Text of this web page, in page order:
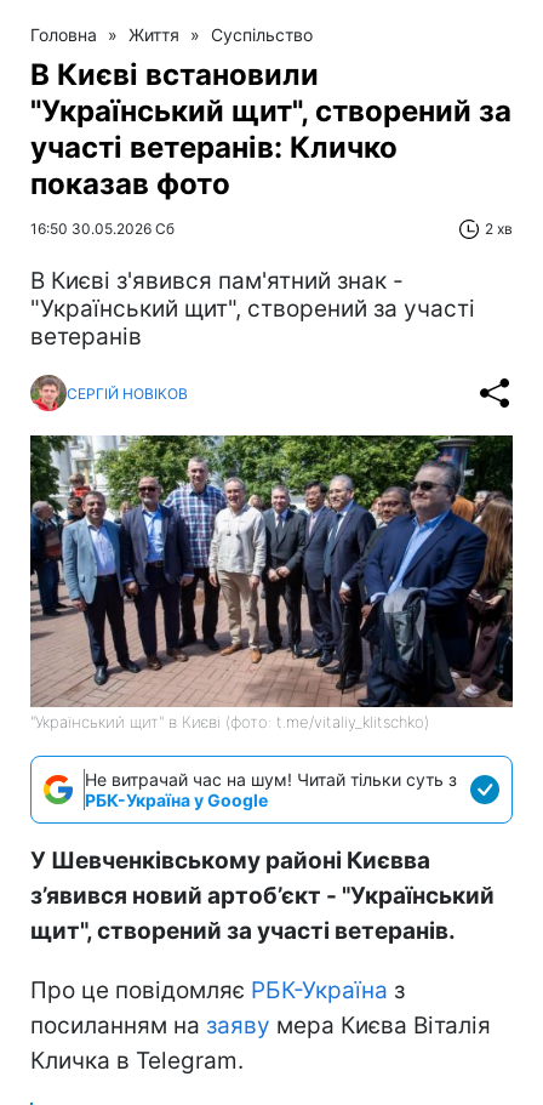
Головна » Життя » Суспільство
В Києві встановили
"Український щит", створений за
участі ветеранів: Кличко
показав фото
16:50 30.05.2026 Сб 2 хв
В Києві з'явився пам'ятний знак -
"Український щит", створений за участі
ветеранів
СЕРГІЙ НОВІКОВ
"Український щит" в Києві (фото: t.me/vitaliy_klitschko)
Не витрачай час на шум! Читай тільки суть з
РБК-Україна у Google
У Шевченківському районі Києвва
з’явився новий артоб’єкт - "Український
щит", створений за участі ветеранів.
Про це повідомляє РБК-Україна з
посиланням на заяву мера Києва Віталія
Кличка в Telegram.